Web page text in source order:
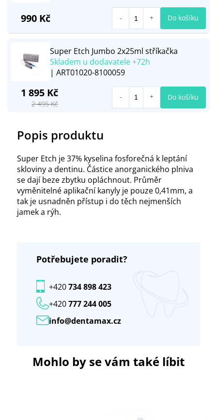
Popis produktu
Super Etch je 37% kyselina fosforečná k leptání
skloviny a dentinu. Částice anorganického plniva
se dají beze zbytku opláchnout. Průměr
vyměnitelné aplikační kanyly je pouze 0,41mm, a
tak je usnadněn přístup i do těch nejmenších
jamek a rýh.
Potřebujete poradit?
info@dentamax.cz
+420777 244 005
+420734 898 423
Mohlo by se vám také líbit
990 Kč Do košíku
Super Etch Jumbo 2x25ml stříkačka
Skladem u dodavatele +72h
| ART01020-8100059
1 895 Kč
2 495 Kč
Do košíku